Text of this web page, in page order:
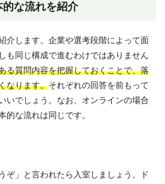
な流れを紹介
介します。企業や選考段階によって面
も同じ構成で進むわけではありません
る質問内容を把握しておくことで、落
なります。それぞれの回答を前もって
いでしょう。なお、オンラインの場合
的な流れは同じです。
ぞ」と言われたら入室しましょう。ド